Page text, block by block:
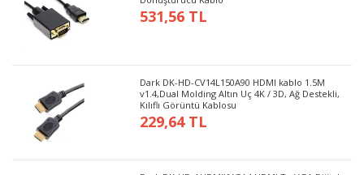
531,56 TL
Dark DK-HD-CV14L150A90 HDMI kablo 1.5M
v1.4,Dual Molding Altın Uç 4K / 3D, Ağ Destekli,
Kılıflı Görüntü Kablosu
229,64 TL